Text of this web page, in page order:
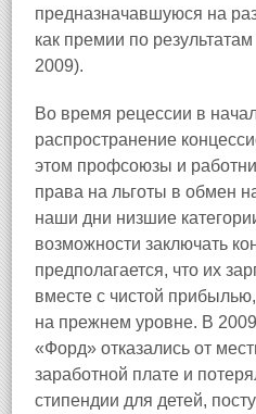
предназначавшуюся на
как премии по
2009).
Во время рецессии в
распространение
этом профсоюзы и
права на льготы в обмен
наши дни низшие
возможности заключать
предполагается, что их
вместе с чистой
на прежнем уровне. В
«Форд» отказались от
заработной плате и
стипендии для детей,